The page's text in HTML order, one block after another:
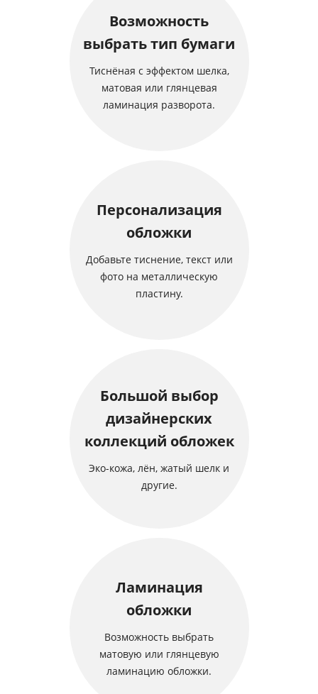
Возможность
выбрать тип бумаги
Тиснёная с эффектом шелка,
матовая или глянцевая
ламинация разворота.
Персонализация
обложки
Добавьте тиснение, текст или
фото на металлическую
пластину.
Большой выбор
дизайнерских
коллекций обложек
Эко-кожа, лён, жатый шелк и
другие.
Ламинация
обложки
Возможность выбрать
матовую или глянцевую
ламинацию обложки.